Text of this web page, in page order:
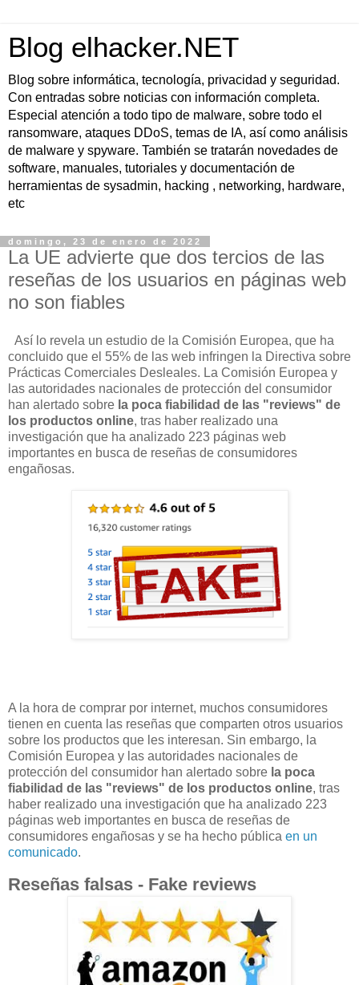
Blog elhacker.NET
Blog sobre informática, tecnología, privacidad y seguridad.
Con entradas sobre noticias con información completa.
Especial atención a todo tipo de malware, sobre todo el
ransomware, ataques DDoS, temas de IA, así como análisis
de malware y spyware. También se tratarán novedades de
software, manuales, tutoriales y documentación de
herramientas de sysadmin, hacking , networking, hardware,
etc
domingo, 23 de enero de 2022
La UE advierte que dos tercios de las
reseñas de los usuarios en páginas web
no son fiables
Así lo revela un estudio de la Comisión Europea, que ha
concluido que el 55% de las web infringen la Directiva sobre
Prácticas Comerciales Desleales. La Comisión Europea y
las autoridades nacionales de protección del consumidor
han alertado sobre la poca fiabilidad de las "reviews" de
los productos online, tras haber realizado una
investigación que ha analizado 223 páginas web
importantes en busca de reseñas de consumidores
engañosas.
A la hora de comprar por internet, muchos consumidores
tienen en cuenta las reseñas que comparten otros usuarios
sobre los productos que les interesan. Sin embargo, la
Comisión Europea y las autoridades nacionales de
protección del consumidor han alertado sobre la poca
fiabilidad de las "reviews" de los productos online, tras
haber realizado una investigación que ha analizado 223
páginas web importantes en busca de reseñas de
consumidores engañosas y se ha hecho pública en un
comunicado.
Reseñas falsas - Fake reviews